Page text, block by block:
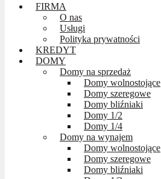
FIRMA
O nas
Usługi
Polityka prywatności
KREDYT
DOMY
Domy na sprzedaż
Domy wolnostojące
Domy szeregowe
Domy bliźniaki
Domy 1/2
Domy 1/4
Domy na wynajem
Domy wolnostojące
Domy szeregowe
Domy bliźniaki